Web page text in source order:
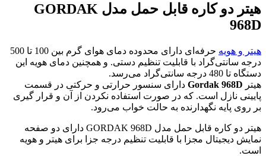
هیتر دو کاره قابل حمل مدل GORDAK
968D
هیتر و هویه
حرفه‌ای دارای محدوده دمای هوای گرم بین 100 تا 500
درجه سانتی‌گراد با قابلیت تنظیم دستی. و همچنین دمای هویه این
دستگاه تا 480 درجه سانتی‌گراد می‌رسد.
هیتر Gordak 968D دارای سنسور حرارتی و حرکتی در قسمت
پایینی نازل است. که در صورت استفاده نکردن از آن و قرار گیری
بر روی پایه نگهدارنده به حالت خواب می‌رود.
هیتر دو کاره قابل حمل مدل GORDAK 968D دارای دو صفحه
نمایش دیجیتال مجزا با قابلیت تنظیم درجه جزا برای هیتر و هویه
است.